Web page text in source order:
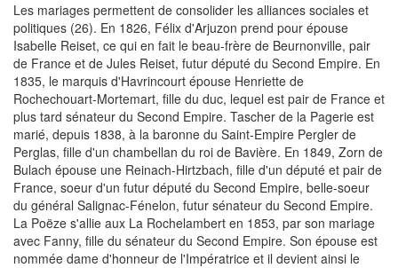
Les mariages permettent de consolider les alliances sociales et
politiques (26). En 1826, Félix d'Arjuzon prend pour épouse
Isabelle Reiset, ce qui en fait le beau-frère de Beurnonville, pair
de France et de Jules Reiset, futur député du Second Empire. En
1835, le marquis d'Havrincourt épouse Henriette de
Rochechouart-Mortemart, fille du duc, lequel est pair de France et
plus tard sénateur du Second Empire. Tascher de la Pagerie est
marié, depuis 1838, à la baronne du Saint-Empire Pergler de
Perglas, fille d'un chambellan du roi de Bavière. En 1849, Zorn de
Bulach épouse une Reinach-Hirtzbach, fille d'un député et pair de
France, soeur d'un futur député du Second Empire, belle-soeur
du général Salignac-Fénelon, futur sénateur du Second Empire.
La Poëze s'allie aux La Rochelambert en 1853, par son mariage
avec Fanny, fille du sénateur du Second Empire. Son épouse est
nommée dame d'honneur de l'Impératrice et il devient ainsi le